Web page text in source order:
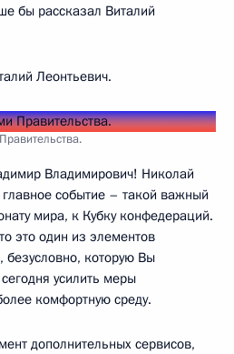
бы рассказал Виталий
Леонтьевич.
Владимирович! Николай
событие – такой важный
мира, к Кубку конфедераций.
это один из элементов
безусловно, которую Вы
усилить меры
комфортную среду.
дополнительных сервисов,